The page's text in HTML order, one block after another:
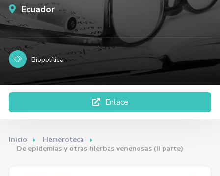
Ecuador
Biopolítica
Enlace
Inicio
Hemeroteca
De epidemias y otras hierbas venenosas (II parte)